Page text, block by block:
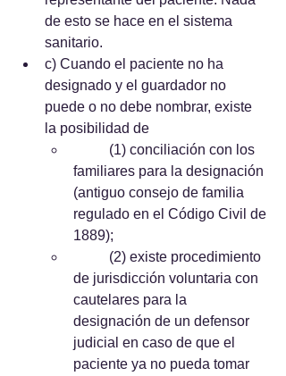
de esto se hace en el sistema
sanitario.
c) Cuando el paciente no ha
designado y el guardador no
puede o no debe nombrar, existe
la posibilidad de
familiares para la designación
(antiguo consejo de familia
regulado en el Código Civil de
1889);
de jurisdicción voluntaria con
cautelares para la
designación de un defensor
judicial en caso de que el
paciente ya no pueda tomar